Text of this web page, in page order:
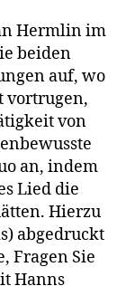
Hermlin im
beiden
auf, wo
vortrugen,
von
an, indem
Lied die
Hierzu
abgedruckt
Fragen Sie
Hanns